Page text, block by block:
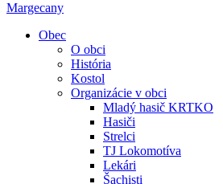
Margecany
Obec
O obci
História
Kostol
Organizácie v obci
Mladý hasič KRTKO
Hasiči
Strelci
TJ Lokomotíva
Lekári
Šachisti